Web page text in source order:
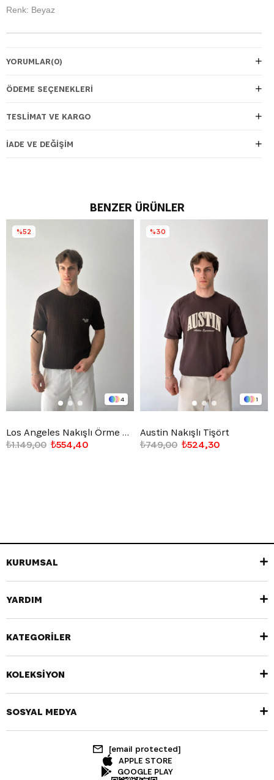
Renk: Beyaz
YORUMLAR(0)
ÖDEME SEÇENEKLERI
TESLIMAT VE KARGO
İADE VE DEĞIŞIM
BENZER ÜRÜNLER
4
Los Angeles Nakışlı Örme Triko Tişört
₺554,40
₺1.149,00
%52
1
Austin Nakışlı Tişört
₺524,30
₺749,00
%30
KURUMSAL
YARDIM
KATEGORİLER
KOLEKSİYON
SOSYAL MEDYA
[email protected]
APPLE STORE
GOOGLE PLAY